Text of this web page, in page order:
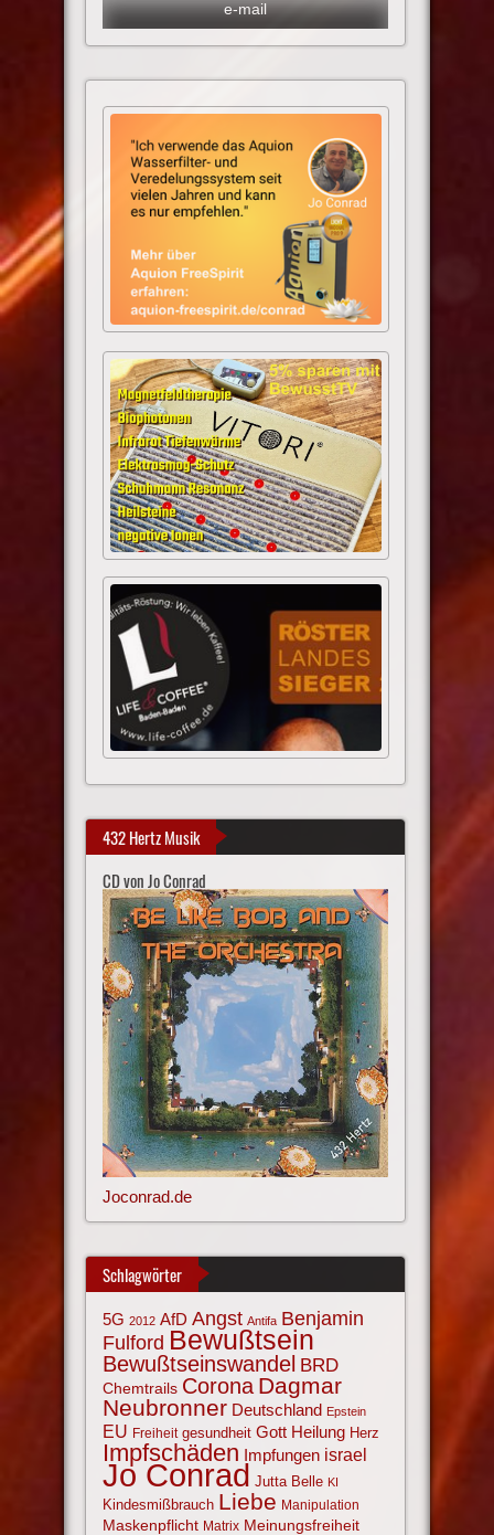
432 Hertz Musik
CD von Jo Conrad
Joconrad.de
Schlagwörter
5G 2012 AfD Angst Antifa Benjamin
Fulford Bewußtsein
Bewußtseinswandel BRD
Chemtrails Corona Dagmar
Neubronner Deutschland Epstein
EU Freiheit gesundheit Gott Heilung Herz
Impfschäden Impfungen israel
Jo Conrad Jutta Belle KI
Kindesmißbrauch Liebe Manipulation
Maskenpflicht Matrix Meinungsfreiheit